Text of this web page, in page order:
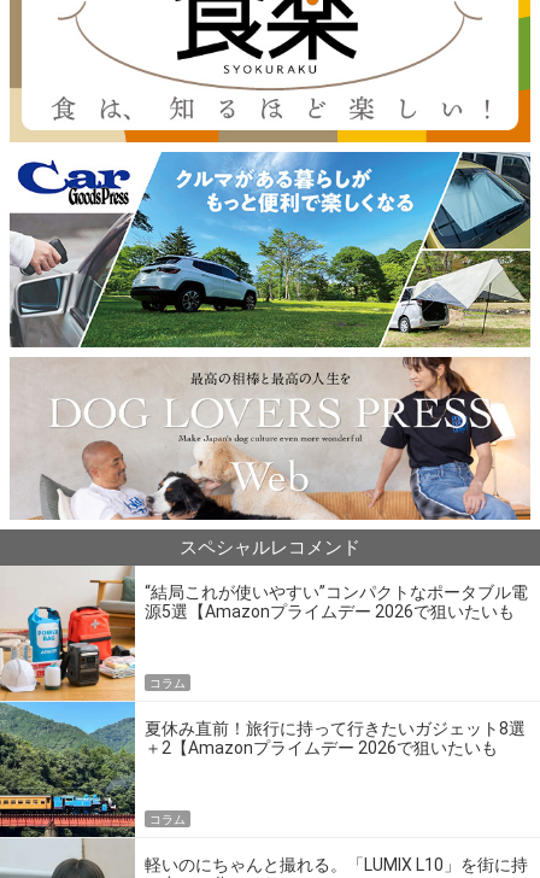
スペシャルレコメンド
“結局これが使いやすい”コンパクトなポータブル電
源5選【Amazonプライムデー 2026で狙いたいも
コラム
夏休み直前！旅行に持って行きたいガジェット8選
＋2【Amazonプライムデー 2026で狙いたいも
コラム
軽いのにちゃんと撮れる。「LUMIX L10」を街に持